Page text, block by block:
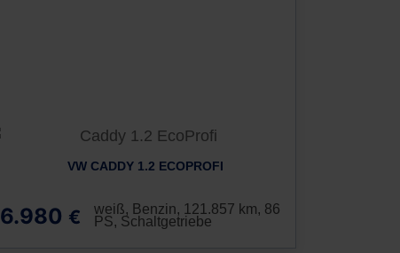
VW CADDY 1.2 ECOPROFI
6.980 €
weiß, Benzin, 121.857 km, 86
PS, Schaltgetriebe